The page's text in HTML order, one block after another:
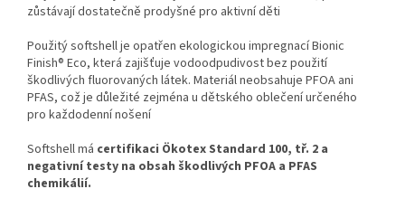
zůstávají dostatečně prodyšné pro aktivní děti
Použitý softshell je opatřen ekologickou impregnací Bionic
Finish® Eco, která zajišťuje vodoodpudivost bez použití
škodlivých fluorovaných látek. Materiál neobsahuje PFOA ani
PFAS, což je důležité zejména u dětského oblečení určeného
pro každodenní nošení
Softshell má certifikaci Ökotex Standard 100, tř. 2 a
negativní testy na obsah škodlivých PFOA a PFAS
chemikálií.